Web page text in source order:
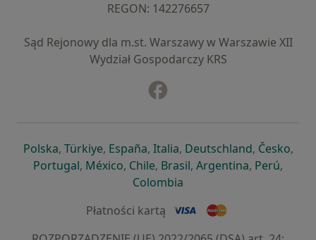
REGON: ⁠142276657
Sąd Rejonowy dla m.st. Warszawy w Warszawie XII
Wydział Gospodarczy KRS
Polskaotwiera się w nowej karcie
, Türkiyeotwiera się w nowej karcie
, Españaotwiera się w nowej karcie
, Italiaotwiera się w nowej
, Deutschlandotwiera się
, Česko,
Portugalotwiera się w nowej karcie
, Méxicootwiera się w nowej karcie
, Chileotwiera się w nowej karcie
, Brasilotwiera się w nowej
, Argentinaotwiera się
, Perú,
Colombia
Płatności kartą